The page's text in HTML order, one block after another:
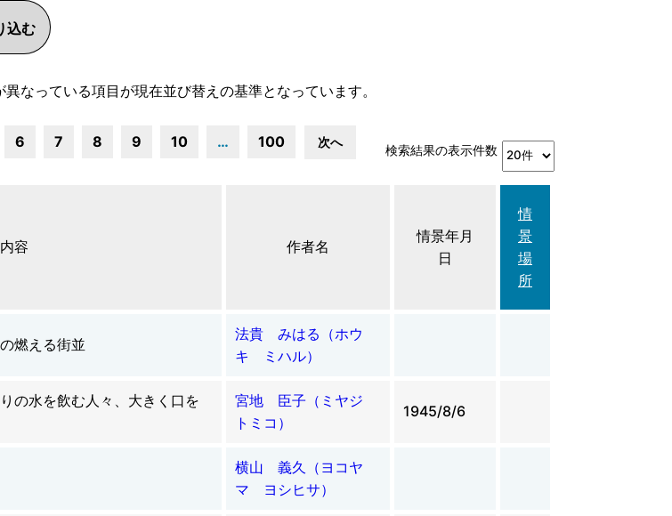
なっている項目が現在並び替えの基準となっています。
6 7 8 9 10 … 100 次へ
検索結果の表示件数
容 作者名
情景年月
日
情
景
場
所
燃える街並
法貴 みはる（ホウ
キ ミハル）
の水を飲む人々、大きく口を
宮地 臣子（ミヤジ
トミコ）
1945/8/6
横山 義久（ヨコヤ
マ ヨシヒサ）